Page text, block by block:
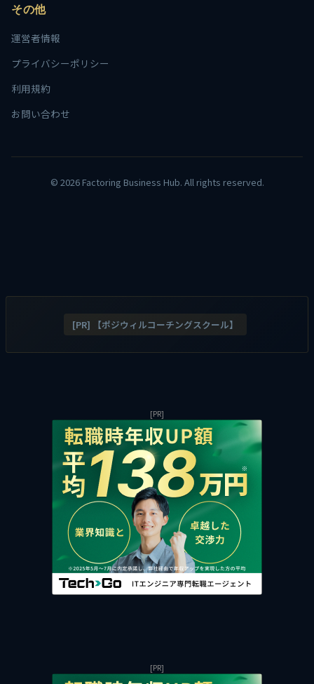
その他
運営者情報
プライバシーポリシー
利用規約
お問い合わせ
© 2026 Factoring Business Hub. All rights reserved.
[PR] 【ポジウィルコーチングスクール】
[PR]
[PR]